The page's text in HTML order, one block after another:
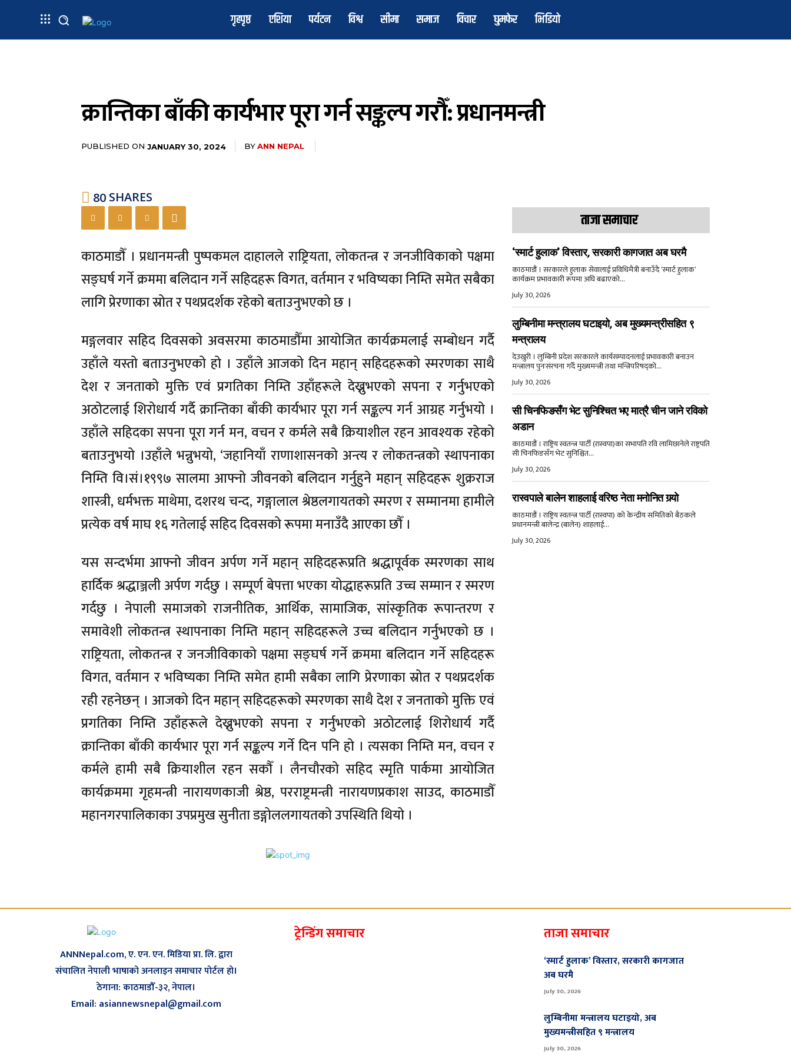
गृहपृष्ठ एशिया पर्यटन विश्व सीमा समाज विचार घुमफेर भिडियो
क्रान्तिका बाँकी कार्यभार पूरा गर्न सङ्कल्प गरौँ: प्रधानमन्त्री
PUBLISHED ON JANUARY 30, 2024 BYANN NEPAL
80 SHARES
काठमाडौँ । प्रधानमन्त्री पुष्पकमल दाहालले राष्ट्रियता, लोकतन्त्र र जनजीविकाको पक्षमा
सङ्घर्ष गर्ने क्रममा बलिदान गर्ने सहिदहरू विगत, वर्तमान र भविष्यका निम्ति समेत सबैका
लागि प्रेरणाका स्रोत र पथप्रदर्शक रहेको बताउनुभएको छ ।
मङ्गलवार सहिद दिवसको अवसरमा काठमाडौँमा आयोजित कार्यक्रमलाई सम्बोधन गर्दै
उहाँले यस्तो बताउनुभएको हो । उहाँले आजको दिन महान् सहिदहरूको स्मरणका साथै
देश र जनताको मुक्ति एवं प्रगतिका निम्ति उहाँहरूले देख्नुभएको सपना र गर्नुभएको
अठोटलाई शिरोधार्य गर्दै क्रान्तिका बाँकी कार्यभार पूरा गर्न सङ्कल्प गर्न आग्रह गर्नुभयो ।
उहाँले सहिदका सपना पूरा गर्न मन, वचन र कर्मले सबै क्रियाशील रहन आवश्यक रहेको
बताउनुभयो ।उहाँले भन्नुभयो, ‘जहानियाँ राणाशासनको अन्त्य र लोकतन्त्रको स्थापनाका
निम्ति वि।सं।१९९७ सालमा आफ्नो जीवनको बलिदान गर्नुहुने महान् सहिदहरू शुक्रराज
शास्त्री, धर्मभक्त माथेमा, दशरथ चन्द, गङ्गालाल श्रेष्ठलगायतको स्मरण र सम्मानमा हामीले
प्रत्येक वर्ष माघ १६ गतेलाई सहिद दिवसको रूपमा मनाउँदै आएका छौँ ।
यस सन्दर्भमा आफ्नो जीवन अर्पण गर्ने महान् सहिदहरूप्रति श्रद्धापूर्वक स्मरणका साथ
हार्दिक श्रद्धाञ्जली अर्पण गर्दछु । सम्पूर्ण बेपत्ता भएका योद्धाहरूप्रति उच्च सम्मान र स्मरण
गर्दछु । नेपाली समाजको राजनीतिक, आर्थिक, सामाजिक, सांस्कृतिक रूपान्तरण र
समावेशी लोकतन्त्र स्थापनाका निम्ति महान् सहिदहरूले उच्च बलिदान गर्नुभएको छ ।
राष्ट्रियता, लोकतन्त्र र जनजीविकाको पक्षमा सङ्घर्ष गर्ने क्रममा बलिदान गर्ने सहिदहरू
विगत, वर्तमान र भविष्यका निम्ति समेत हामी सबैका लागि प्रेरणाका स्रोत र पथप्रदर्शक
रही रहनेछन् । आजको दिन महान् सहिदहरूको स्मरणका साथै देश र जनताको मुक्ति एवं
प्रगतिका निम्ति उहाँहरूले देख्नुभएको सपना र गर्नुभएको अठोटलाई शिरोधार्य गर्दै
क्रान्तिका बाँकी कार्यभार पूरा गर्न सङ्कल्प गर्ने दिन पनि हो । त्यसका निम्ति मन, वचन र
कर्मले हामी सबै क्रियाशील रहन सकौँ । लैनचौरको सहिद स्मृति पार्कमा आयोजित
कार्यक्रममा गृहमन्त्री नारायणकाजी श्रेष्ठ, परराष्ट्रमन्त्री नारायणप्रकाश साउद, काठमाडौँ
महानगरपालिकाका उपप्रमुख सुनीता डङ्गोललगायतको उपस्थिति थियो ।
ताजा समाचार
‘स्मार्ट हुलाक’ विस्तार, सरकारी कागजात अब घरमै
काठमाडौं । सरकारले हुलाक सेवालाई प्रविधिमैत्री बनाउँदै ‘स्मार्ट हुलाक’
कार्यक्रम प्रभावकारी रूपमा अघि बढाएको...
July 30, 2026
लुम्बिनीमा मन्त्रालय घटाइयो, अब मुख्यमन्त्रीसहित ९
मन्त्रालय
देउखुरी । लुम्बिनी प्रदेश सरकारले कार्यसम्पादनलाई प्रभावकारी बनाउन
मन्त्रालय पुनःसंरचना गर्दै मुख्यमन्त्री तथा मन्त्रिपरिषद्को...
July 30, 2026
सी चिनफिङसँग भेट सुनिश्चित भए मात्रै चीन जाने रविको
अडान
काठमाडौं । राष्ट्रिय स्वतन्त्र पार्टी (रास्वपा)का सभापति रवि लामिछानेले राष्ट्रपति
सी चिनफिङसँग भेट सुनिश्चित...
July 30, 2026
रास्वपाले बालेन शाहलाई वरिष्ठ नेता मनोनित गर्‍यो
काठमाडौं । राष्ट्रिय स्वतन्त्र पार्टी (रास्वपा) को केन्द्रीय समितिको बैठकले
प्रधानमन्त्री बालेन्द्र (बालेन) शाहलाई...
July 30, 2026
ANNNepal.com, ए. एन. एन. मिडिया प्रा. लि. द्वारा
संचालित नेपाली भाषाको अनलाइन समाचार पोर्टल हो।
ठेगाना: काठमाडौँ-३२, नेपाल।
Email: asiannewsnepal@gmail.com
ट्रेन्डिंग समाचार ताजा समाचार
‘स्मार्ट हुलाक’ विस्तार, सरकारी कागजात
अब घरमै
July 30, 2026
लुम्बिनीमा मन्त्रालय घटाइयो, अब
मुख्यमन्त्रीसहित ९ मन्त्रालय
July 30, 2026